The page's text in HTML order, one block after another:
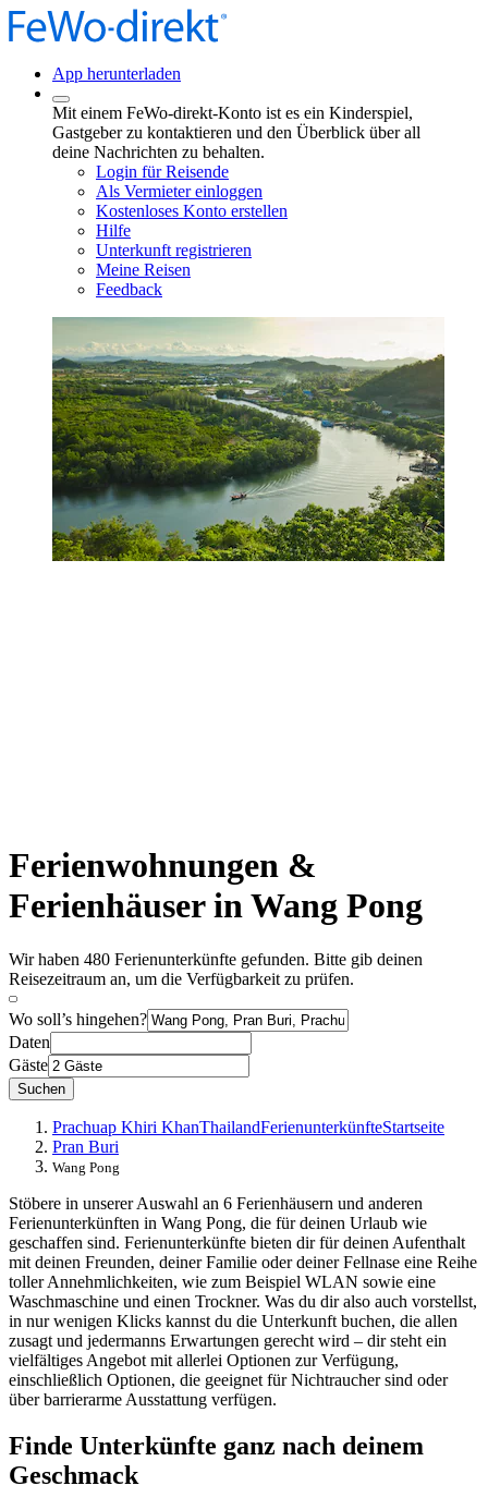
App herunterladen
Mit einem FeWo-direkt-Konto ist es ein Kinderspiel,
Gastgeber zu kontaktieren und den Überblick über all
deine Nachrichten zu behalten.
Login für Reisende
Als Vermieter einloggen
Kostenloses Konto erstellen
Hilfe
Unterkunft registrieren
Meine Reisen
Feedback
Ferienwohnungen &
Ferienhäuser in Wang Pong
Wir haben 480 Ferienunterkünfte gefunden. Bitte gib deinen
Reisezeitraum an, um die Verfügbarkeit zu prüfen.
Wo soll’s hingehen?
Daten
Gäste
Suchen
Prachuap Khiri KhanThailandFerienunterkünfteStartseite
Pran Buri
Wang Pong
Stöbere in unserer Auswahl an 6 Ferienhäusern und anderen
Ferienunterkünften in Wang Pong, die für deinen Urlaub wie
geschaffen sind. Ferienunterkünfte bieten dir für deinen Aufenthalt
mit deinen Freunden, deiner Familie oder deiner Fellnase eine Reihe
toller Annehmlichkeiten, wie zum Beispiel WLAN sowie eine
Waschmaschine und einen Trockner. Was du dir also auch vorstellst,
in nur wenigen Klicks kannst du die Unterkunft buchen, die allen
zusagt und jedermanns Erwartungen gerecht wird – dir steht ein
vielfältiges Angebot mit allerlei Optionen zur Verfügung,
einschließlich Optionen, die geeignet für Nichtraucher sind oder
über barrierarme Ausstattung verfügen.
Finde Unterkünfte ganz nach deinem
Geschmack